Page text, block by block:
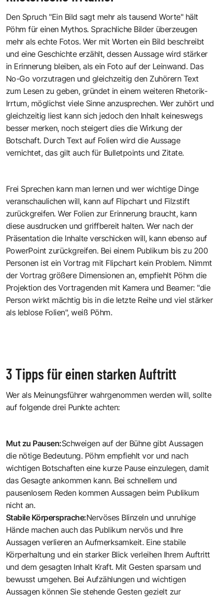
Den Spruch "Ein Bild sagt mehr als tausend Worte" hält
Pöhm für einen Mythos. Sprachliche Bilder überzeugen
mehr als echte Fotos. Wer mit Worten ein Bild beschreibt
und eine Geschichte erzählt, dessen Aussage wird stärker
in Erinnerung bleiben, als ein Foto auf der Leinwand. Das
No-Go vorzutragen und gleichzeitig den Zuhörern Text
zum Lesen zu geben, gründet in einem weiteren Rhetorik-
Irrtum, möglichst viele Sinne anzusprechen. Wer zuhört und
gleichzeitig liest kann sich jedoch den Inhalt keineswegs
besser merken, noch steigert dies die Wirkung der
Botschaft. Durch Text auf Folien wird die Aussage
vernichtet, das gilt auch für Bulletpoints und Zitate.
Frei Sprechen kann man lernen und wer wichtige Dinge
veranschaulichen will, kann auf Flipchart und Filzstift
zurückgreifen. Wer Folien zur Erinnerung braucht, kann
diese ausdrucken und griffbereit halten. Wer nach der
Präsentation die Inhalte verschicken will, kann ebenso auf
PowerPoint zurückgreifen. Bei einem Publikum bis zu 200
Personen ist ein Vortrag mit Flipchart kein Problem. Nimmt
der Vortrag größere Dimensionen an, empfiehlt Pöhm die
Projektion des Vortragenden mit Kamera und Beamer: "die
Person wirkt mächtig bis in die letzte Reihe und viel stärker
als leblose Folien", weiß Pöhm.
3 Tipps für einen starken Auftritt
Wer als Meinungsführer wahrgenommen werden will, sollte
auf folgende drei Punkte achten:
Mut zu Pausen:Schweigen auf der Bühne gibt Aussagen
die nötige Bedeutung. Pöhm empfiehlt vor und nach
wichtigen Botschaften eine kurze Pause einzulegen, damit
das Gesagte ankommen kann. Bei schnellem und
pausenlosem Reden kommen Aussagen beim Publikum
nicht an.
Stabile Körpersprache:Nervöses Blinzeln und unruhige
Hände machen auch das Publikum nervös und Ihre
Aussagen verlieren an Aufmerksamkeit. Eine stabile
Körperhaltung und ein starker Blick verleihen Ihrem Auftritt
und dem gesagten Inhalt Kraft. Mit Gesten sparsam und
bewusst umgehen. Bei Aufzählungen und wichtigen
Aussagen können Sie stehende Gesten gezielt zur